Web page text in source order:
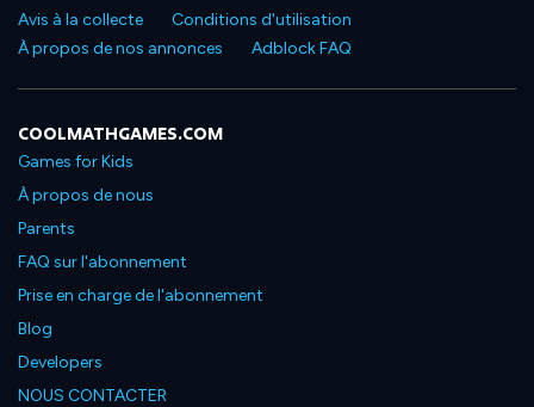
Avis à la collecte
Conditions d'utilisation
À propos de nos annonces
Adblock FAQ
COOLMATHGAMES.COM
Games for Kids
À propos de nous
Parents
FAQ sur l'abonnement
Prise en charge de l'abonnement
Blog
Developers
NOUS CONTACTER